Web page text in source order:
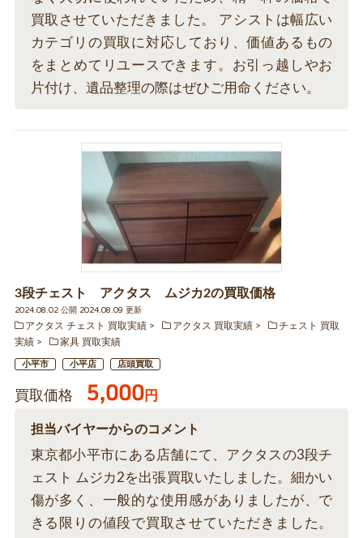
買取させていただきました。 アシストは幅広い
カテゴリの買取に対応しており、価値あるもの
をまとめてリユースできます。お引っ越しやお
片付け、遺品整理の際はぜひご用命ください。
3段チェスト アクタス ムジカ2の買取価格
2024.08.02 公開 2024.08.09 更新
アクタス チェスト 買取実績
アクタス 買取実績
チェスト 買取
実績
家具 買取実績
小平市 小平店 店頭買取
買取価格 5,000円
担当バイヤーからのコメント
東京都小平市にある店舗にて、アクタスの3段チ
ェスト ムジカ2を出張買取いたしました。細かい
傷が多く、一般的な使用感がありましたが、で
きる限りの値段で買取させていただきました。